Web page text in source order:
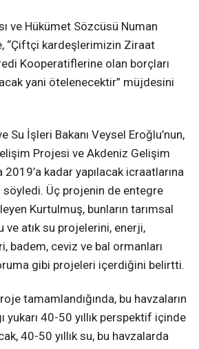
ve Hükümet Sözcüsü Numan
“Çiftçi kardeşlerimizin Ziraat
Kooperatiflerine olan borçları
yani ötelenecektir” müjdesini
Su İşleri Bakanı Veysel Eroğlu’nun,
Projesi ve Akdeniz Gelişim
kadar yapılacak icraatlarına
Üç projenin de entegre
Kurtulmuş, bunların tarımsal
ve atık su projelerini, enerji,
badem, ceviz ve bal ormanları
gibi projeleri içerdiğini belirtti.
tamamlandığında, bu havzaların
yukarı 40-50 yıllık perspektif içinde
40-50 yıllık su, bu havzalarda